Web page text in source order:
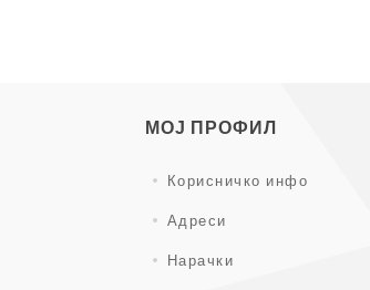
МОЈ ПРОФИЛ
Корисничко инфо
Адреси
Нарачки